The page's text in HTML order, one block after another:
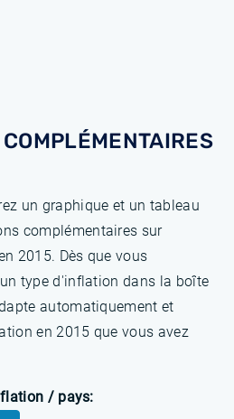
un graphique et un tableau
complémentaires sur
2015. Dès que vous
type d'inflation dans la boîte
automatiquement et
en 2015 que vous avez
/ pays: